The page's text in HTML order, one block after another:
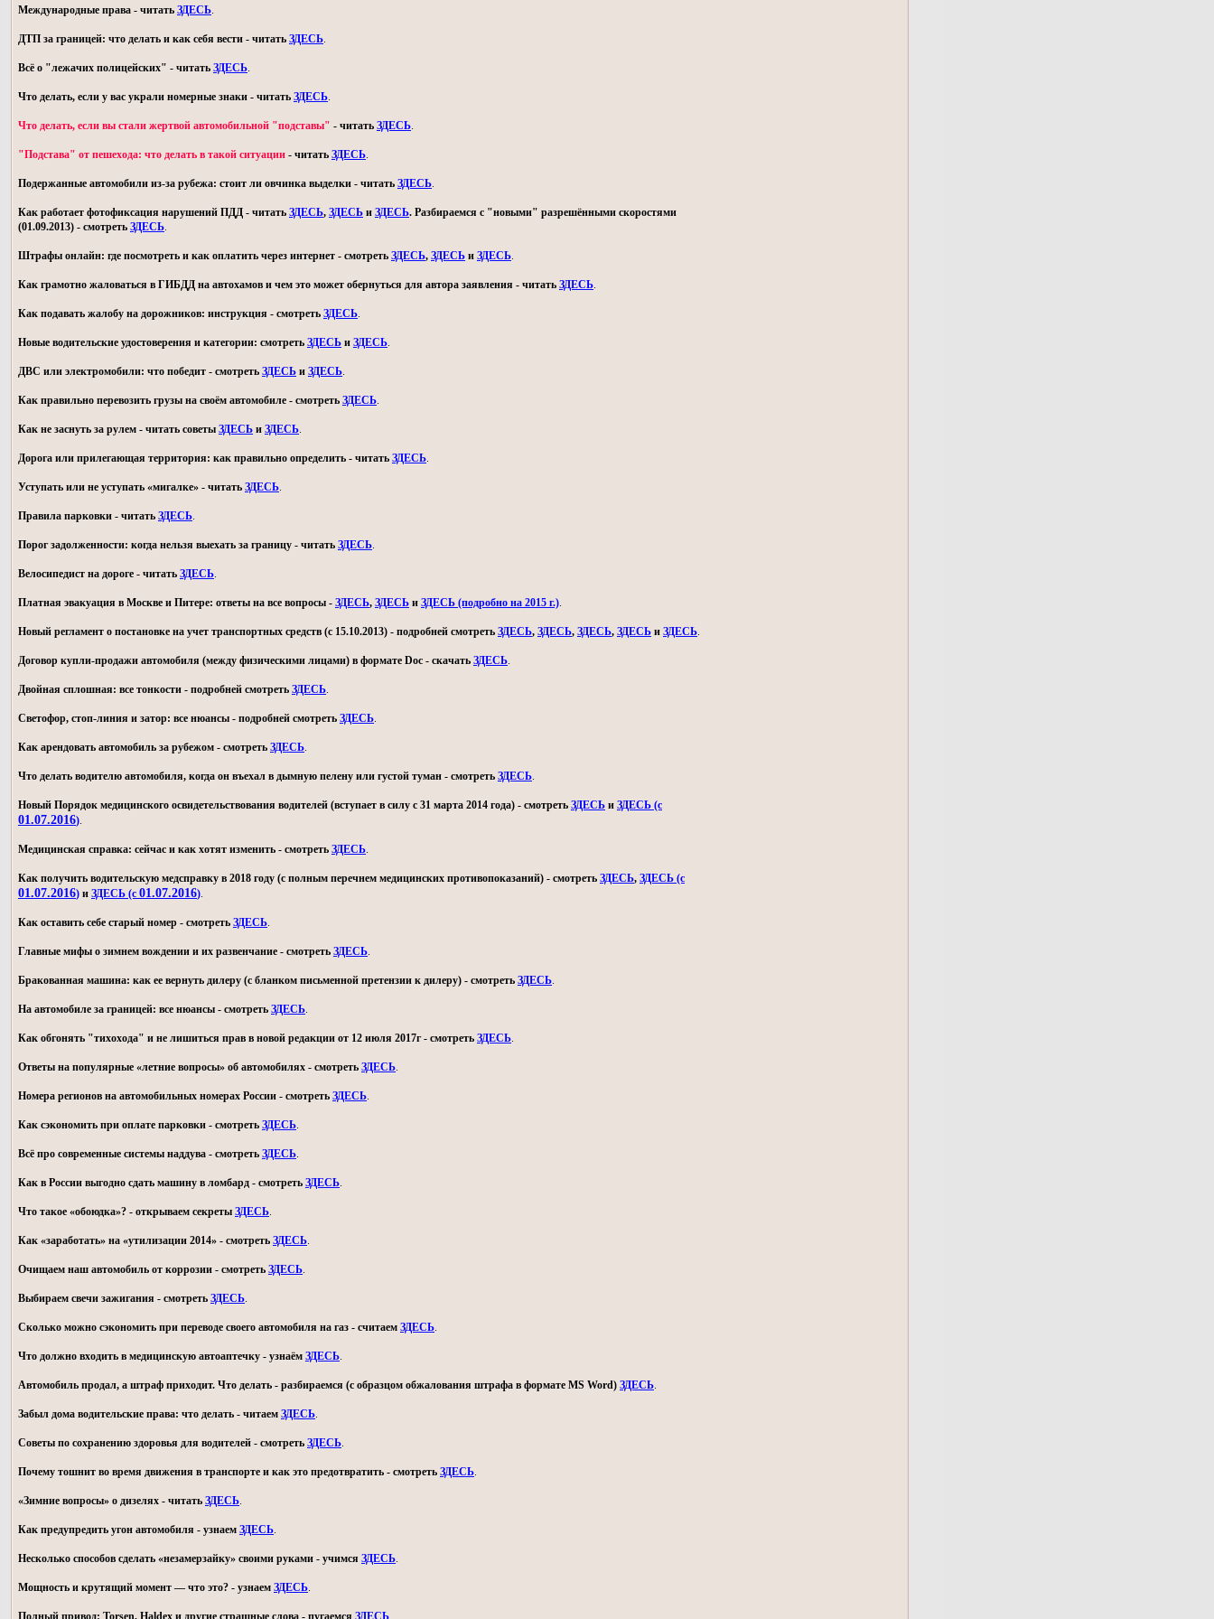
Международные права - читать ЗДЕСЬ.
ДТП за границей: что делать и как себя вести - читать ЗДЕСЬ.
Всё о "лежачих полицейских" - читать ЗДЕСЬ.
Что делать, если у вас украли номерные знаки - читать ЗДЕСЬ.
Что делать, если вы стали жертвой автомобильной "подставы" - читать ЗДЕСЬ.
"Подстава" от пешехода: что делать в такой ситуации - читать ЗДЕСЬ.
Подержанные автомобили из-за рубежа: стоит ли овчинка выделки - читать ЗДЕСЬ.
Как работает фотофиксация нарушений ПДД - читать ЗДЕСЬ, ЗДЕСЬ и ЗДЕСЬ. Разбираемся с "новыми" разрешёнными скоростями
(01.09.2013) - смотреть ЗДЕСЬ.
Штрафы онлайн: где посмотреть и как оплатить через интернет - смотреть ЗДЕСЬ, ЗДЕСЬ и ЗДЕСЬ.
Как грамотно жаловаться в ГИБДД на автохамов и чем это может обернуться для автора заявления - читать ЗДЕСЬ.
Как подавать жалобу на дорожников: инструкция - смотреть ЗДЕСЬ.
Новые водительские удостоверения и категории: смотреть ЗДЕСЬ и ЗДЕСЬ.
ДВС или электромобили: что победит - смотреть ЗДЕСЬ и ЗДЕСЬ.
Как правильно перевозить грузы на своём автомобиле - смотреть ЗДЕСЬ.
Как не заснуть за рулем - читать советы ЗДЕСЬ и ЗДЕСЬ.
Дорога или прилегающая территория: как правильно определить - читать ЗДЕСЬ.
Уступать или не уступать «мигалке» - читать ЗДЕСЬ.
Правила парковки - читать ЗДЕСЬ.
Порог задолженности: когда нельзя выехать за границу - читать ЗДЕСЬ.
Велосипедист на дороге - читать ЗДЕСЬ.
Платная эвакуация в Москве и Питере: ответы на все вопросы - ЗДЕСЬ, ЗДЕСЬ и ЗДЕСЬ (подробно на 2015 г.).
Новый регламент о постановке на учет транспортных средств (с 15.10.2013) - подробней смотреть ЗДЕСЬ, ЗДЕСЬ, ЗДЕСЬ, ЗДЕСЬ и ЗДЕСЬ.
Договор купли-продажи автомобиля (между физическими лицами) в формате Doc - скачать ЗДЕСЬ.
Двойная сплошная: все тонкости - подробней смотреть ЗДЕСЬ.
Светофор, стоп-линия и затор: все нюансы - подробней смотреть ЗДЕСЬ.
Как арендовать автомобиль за рубежом - смотреть ЗДЕСЬ.
Что делать водителю автомобиля, когда он въехал в дымную пелену или густой туман - смотреть ЗДЕСЬ.
Новый Порядок медицинского освидетельствования водителей (вступает в силу с 31 марта 2014 года) - смотреть ЗДЕСЬ и ЗДЕСЬ (с
01.07.2016).
Медицинская справка: сейчас и как хотят изменить - смотреть ЗДЕСЬ.
Как получить водительскую медсправку в 2018 году (с полным перечнем медицинских противопоказаний) - смотреть ЗДЕСЬ, ЗДЕСЬ (с
01.07.2016) и ЗДЕСЬ (с 01.07.2016).
Как оставить себе старый номер - смотреть ЗДЕСЬ.
Главные мифы о зимнем вождении и их развенчание - смотреть ЗДЕСЬ.
Бракованная машина: как ее вернуть дилеру (с бланком письменной претензии к дилеру) - смотреть ЗДЕСЬ.
На автомобиле за границей: все нюансы - смотреть ЗДЕСЬ.
Как обгонять "тихохода" и не лишиться прав в новой редакции от 12 июля 2017г - смотреть ЗДЕСЬ.
Ответы на популярные «летние вопросы» об автомобилях - смотреть ЗДЕСЬ.
Номера регионов на автомобильных номерах России - смотреть ЗДЕСЬ.
Как сэкономить при оплате парковки - смотреть ЗДЕСЬ.
Всё про современные системы наддува - смотреть ЗДЕСЬ.
Как в России выгодно сдать машину в ломбард - смотреть ЗДЕСЬ.
Что такое «обоюдка»? - открываем секреты ЗДЕСЬ.
Как «заработать» на «утилизации 2014» - смотреть ЗДЕСЬ.
Очищаем наш автомобиль от коррозии - смотреть ЗДЕСЬ.
Выбираем свечи зажигания - смотреть ЗДЕСЬ.
Сколько можно сэкономить при переводе своего автомобиля на газ - считаем ЗДЕСЬ.
Что должно входить в медицинскую автоаптечку - узнаём ЗДЕСЬ.
Автомобиль продал, а штраф приходит. Что делать - разбираемся (с образцом обжалования штрафа в формате MS Word) ЗДЕСЬ.
Забыл дома водительские права: что делать - читаем ЗДЕСЬ.
Советы по сохранению здоровья для водителей - смотреть ЗДЕСЬ.
Почему тошнит во время движения в транспорте и как это предотвратить - смотреть ЗДЕСЬ.
«Зимние вопросы» о дизелях - читать ЗДЕСЬ.
Как предупредить угон автомобиля - узнаем ЗДЕСЬ.
Несколько способов сделать «незамерзайку» своими руками - учимся ЗДЕСЬ.
Мощность и крутящий момент — что это? - узнаем ЗДЕСЬ.
Полный привод: Torsen, Haldex и другие страшные слова - пугаемся ЗДЕСЬ